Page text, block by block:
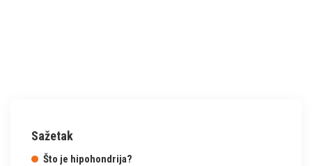
Sažetak
Što je hipohondrija?